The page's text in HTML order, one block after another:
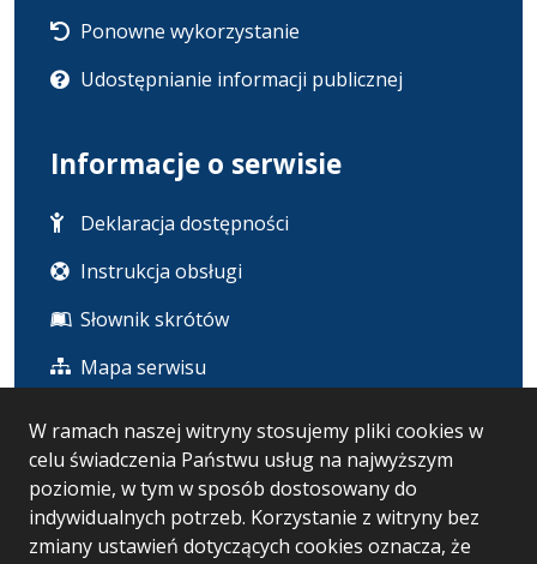
W ramach naszej witryny stosujemy pliki cookies w
celu świadczenia Państwu usług na najwyższym
poziomie, w tym w sposób dostosowany do
indywidualnych potrzeb. Korzystanie z witryny bez
zmiany ustawień dotyczących cookies oznacza, że
Ponowne wykorzystanie
Udostępnianie informacji publicznej
Informacje o serwisie
Deklaracja dostępności
Instrukcja obsługi
Słownik skrótów
Mapa serwisu
Statystyka i dane osobowe
Statystyki oglądalności
Ostatnio dodane